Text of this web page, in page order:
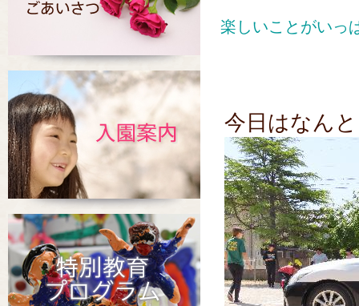
楽しいことがいっ
今日はなん